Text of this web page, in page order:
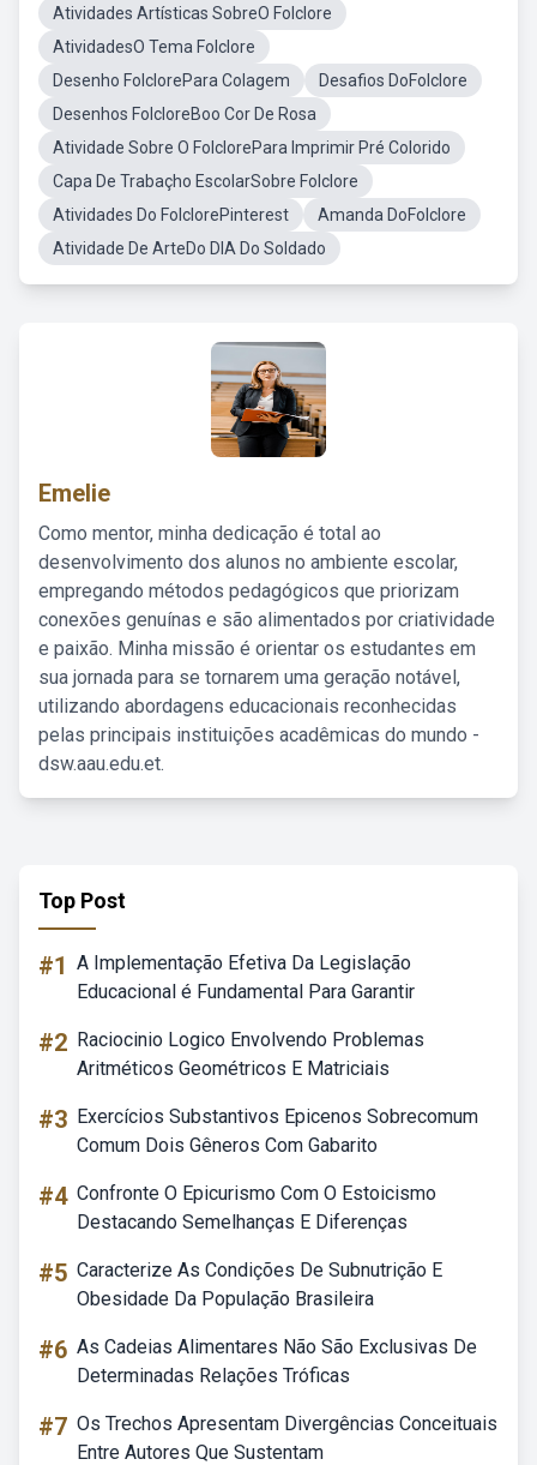
Atividades Artísticas SobreO Folclore
AtividadesO Tema Folclore
Desenho FolclorePara Colagem
Desafios DoFolclore
Desenhos FolcloreBoo Cor De Rosa
Atividade Sobre O FolclorePara Imprimir Pré Colorido
Capa De Trabaçho EscolarSobre Folclore
Atividades Do FolclorePinterest
Amanda DoFolclore
Atividade De ArteDo DIA Do Soldado
Emelie
Como mentor, minha dedicação é total ao
desenvolvimento dos alunos no ambiente escolar,
empregando métodos pedagógicos que priorizam
conexões genuínas e são alimentados por criatividade
e paixão. Minha missão é orientar os estudantes em
sua jornada para se tornarem uma geração notável,
utilizando abordagens educacionais reconhecidas
pelas principais instituições acadêmicas do mundo -
dsw.aau.edu.et.
Top Post
#1 A Implementação Efetiva Da Legislação
Educacional é Fundamental Para Garantir
#2 Raciocinio Logico Envolvendo Problemas
Aritméticos Geométricos E Matriciais
#3 Exercícios Substantivos Epicenos Sobrecomum
Comum Dois Gêneros Com Gabarito
#4 Confronte O Epicurismo Com O Estoicismo
Destacando Semelhanças E Diferenças
#5 Caracterize As Condições De Subnutrição E
Obesidade Da População Brasileira
#6 As Cadeias Alimentares Não São Exclusivas De
Determinadas Relações Tróficas
#7 Os Trechos Apresentam Divergências Conceituais
Entre Autores Que Sustentam